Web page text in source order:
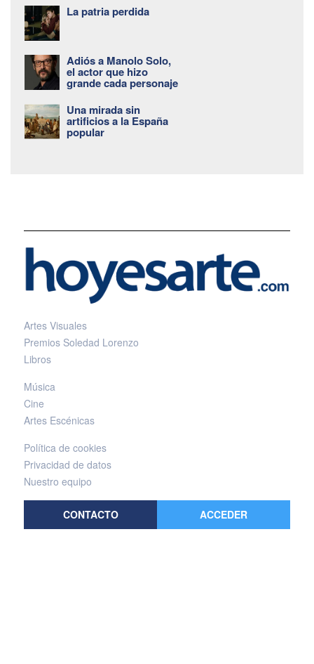
La patria perdida
Adiós a Manolo Solo,
el actor que hizo
grande cada personaje
Una mirada sin
artificios a la España
popular
Artes Visuales
Premios Soledad Lorenzo
Libros
Música
Cine
Artes Escénicas
Política de cookies
Privacidad de datos
Nuestro equipo
CONTACTO ACCEDER